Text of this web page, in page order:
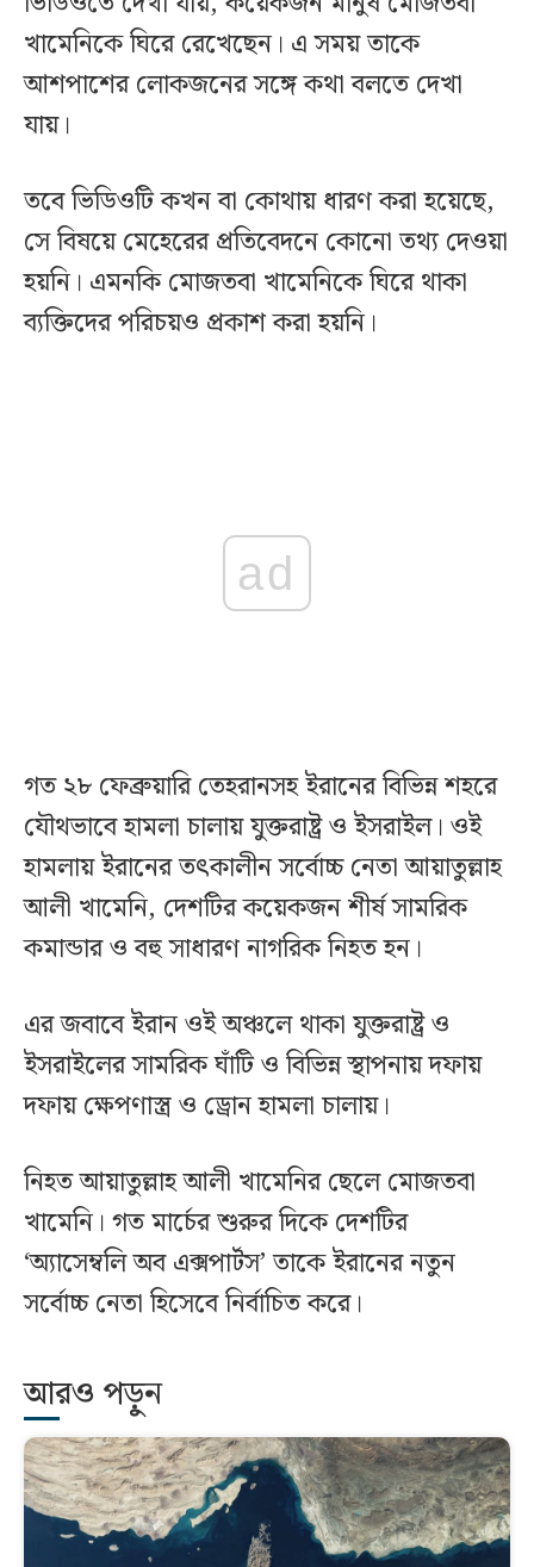
খামেনিকে ঘিরে রেখেছেন। এ সময় তাকে
আশপাশের লোকজনের সঙ্গে কথা বলতে দেখা
যায়।
তবে ভিডিওটি কখন বা কোথায় ধারণ করা হয়েছে,
সে বিষয়ে মেহেরের প্রতিবেদনে কোনো তথ্য দেওয়া
হয়নি। এমনকি মোজতবা খামেনিকে ঘিরে থাকা
ব্যক্তিদের পরিচয়ও প্রকাশ করা হয়নি।
ad
গত ২৮ ফেব্রুয়ারি তেহরানসহ ইরানের বিভিন্ন শহরে
যৌথভাবে হামলা চালায় যুক্তরাষ্ট্র ও ইসরাইল। ওই
হামলায় ইরানের তৎকালীন সর্বোচ্চ নেতা আয়াতুল্লাহ
আলী খামেনি, দেশটির কয়েকজন শীর্ষ সামরিক
কমান্ডার ও বহু সাধারণ নাগরিক নিহত হন।
এর জবাবে ইরান ওই অঞ্চলে থাকা যুক্তরাষ্ট্র ও
ইসরাইলের সামরিক ঘাঁটি ও বিভিন্ন স্থাপনায় দফায়
দফায় ক্ষেপণাস্ত্র ও ড্রোন হামলা চালায়।
নিহত আয়াতুল্লাহ আলী খামেনির ছেলে মোজতবা
খামেনি। গত মার্চের শুরুর দিকে দেশটির
‘অ্যাসেম্বলি অব এক্সপার্টস’ তাকে ইরানের নতুন
সর্বোচ্চ নেতা হিসেবে নির্বাচিত করে।
আরও পড়ুন